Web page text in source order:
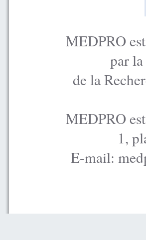
MEDPRO
par
de la
MEDPRO
1,
E-mail: